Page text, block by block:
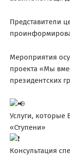
Представители
Мероприятия
проекта «Мы
президентских
Услуги,
«Ступени»
Консультация